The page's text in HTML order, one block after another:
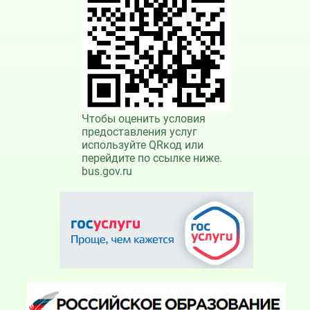
Чтобы оценить условия
предоставления услуг
используйте QRкод или
перейдите по ссылке ниже.
bus.gov.ru